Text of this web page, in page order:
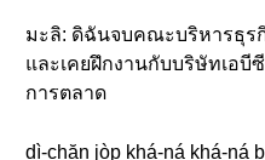
มะลิ: ดิฉันจบคณะบริหารธุร
และเคยฝึกงานกับบริษัทเอ
การตลาด
dì-chăn jòp khá-ná khá-ná